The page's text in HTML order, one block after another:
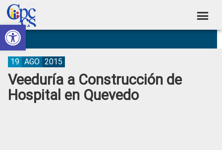
Abrir barra de herramientas
Skip
to
primary
navigation
Skip
to
main
content
Skip
to
primary
sidebar
Skip
to
footer
Consejo
de
Participación
Ciudadana
Construyendo
Poder
Ciudadano
Veeduría a Construcción de
Hospital en Quevedo
19 AGO 2015